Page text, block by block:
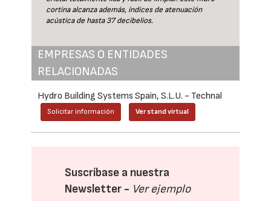
cortina alcanza además, índices de atenuación
acústica de hasta 37 decibelios.
EMPRESAS O ENTIDADES
RELACIONADAS
Hydro Building Systems Spain, S.L.U. - Technal
Solicitar información Ver stand virtual
Suscríbase a nuestra
Newsletter - Ver ejemplo